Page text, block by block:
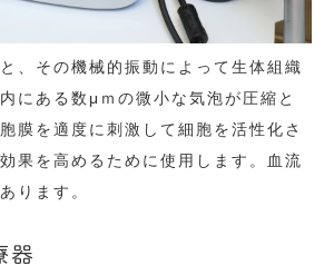
、その機械的振動によって生体組織
にある数μｍの微小な気泡が圧縮と
膜を適度に刺激して細胞を活性化さ
果を高めるために使用します。血流
ります。
器